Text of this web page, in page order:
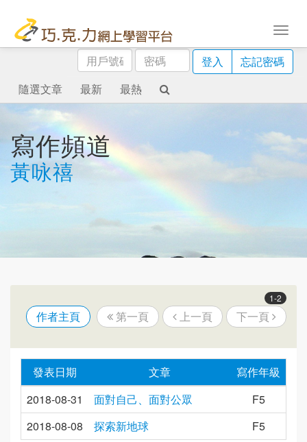
用
戶
號
碼
密
碼
登入
忘記密碼
隨選文章
最新 最熱
寫作頻道
黃咏禧
1-2
作者主頁 第一頁 上一頁 下一頁
發表日期 文章
寫作年級
2018-08-31
面對自己、面對公眾
F5
2018-08-08
探索新地球 F5